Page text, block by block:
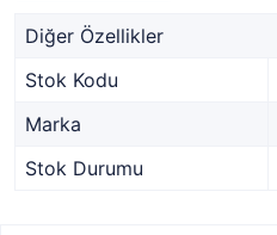
Diğer Özellikler
Stok Kodu
Marka
Stok Durumu